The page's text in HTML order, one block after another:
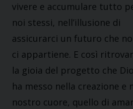
vivere e accumulare tutto
noi stessi, nell’illusione di
assicurarci un futuro che
ci appartiene. E così
la gioia del progetto che Dio
ha messo nella creazione e
nostro cuore, quello di